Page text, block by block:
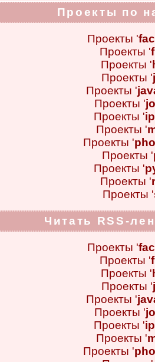
Проекты по
Проекты '
Проекты '
Проекты '
Проекты '
Проекты '
Проекты '
Проекты '
Проекты '
Проекты '
Проекты '
Проекты '
Проекты '
Проекты '
Читать RSS-
Проекты '
Проекты '
Проекты '
Проекты '
Проекты '
Проекты '
Проекты '
Проекты '
Проекты '